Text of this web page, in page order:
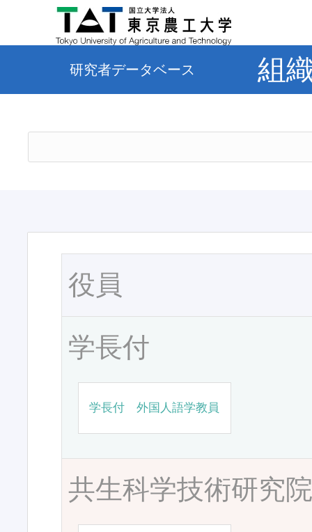
研究者データベース 組
役員
学長付
学長付 外国人語学教員
共生科学技術研究